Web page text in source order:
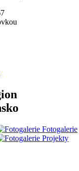
Fotogalerie
Projekty